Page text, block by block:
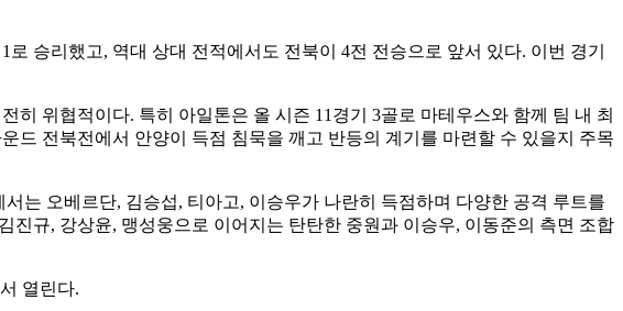
승리했고, 역대 상대 전적에서도 전북이 4전 전승으로 앞서 있다. 이번 경기
위협적이다. 특히 아일톤은 올 시즌 11경기 3골로 마테우스와 함께 팀 내 최
드 전북전에서 안양이 득점 침묵을 깨고 반등의 계기를 마련할 수 있을지 주목
는 오베르단, 김승섭, 티아고, 이승우가 나란히 득점하며 다양한 공격 루트를
규, 강상윤, 맹성웅으로 이어지는 탄탄한 중원과 이승우, 이동준의 측면 조합
열린다.